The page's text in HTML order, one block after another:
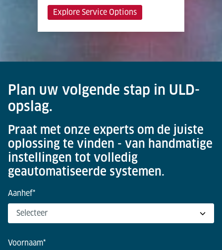
Explore Service Options
Plan uw volgende stap in ULD-
opslag.
Praat met onze experts om de juiste
oplossing te vinden - van handmatige
instellingen tot volledig
geautomatiseerde systemen.
Aanhef*
Voornaam*